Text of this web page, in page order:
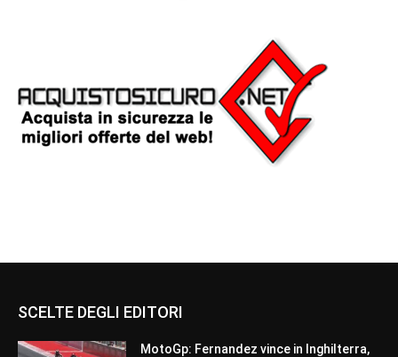
SCELTE DEGLI EDITORI
MotoGp: Fernandez vince in Inghilterra,